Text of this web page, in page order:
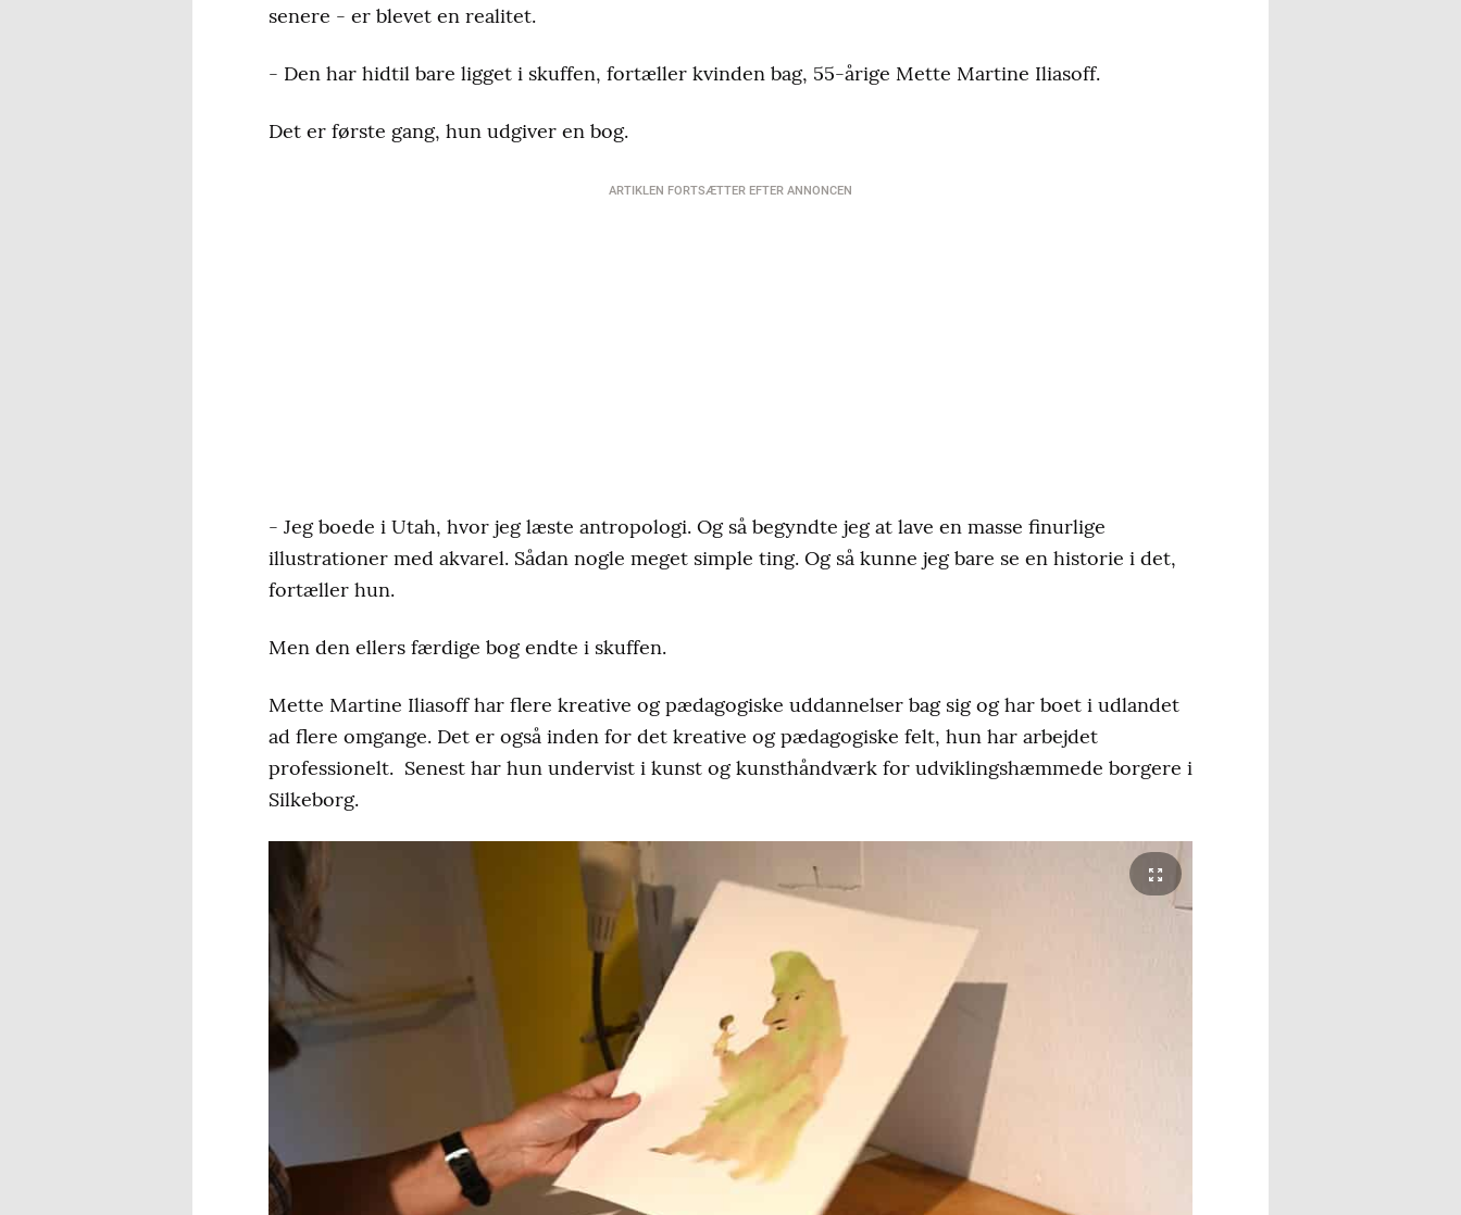
senere - er blevet en realitet.
- Den har hidtil bare ligget i skuffen, fortæller kvinden bag, 55-årige Mette Martine Iliasoff.
Det er første gang, hun udgiver en bog.
ARTIKLEN FORTSÆTTER EFTER ANNONCEN
- Jeg boede i Utah, hvor jeg læste antropologi. Og så begyndte jeg at lave en masse finurlige
illustrationer med akvarel. Sådan nogle meget simple ting. Og så kunne jeg bare se en historie i det,
fortæller hun.
Men den ellers færdige bog endte i skuffen.
Mette Martine Iliasoff har flere kreative og pædagogiske uddannelser bag sig og har boet i udlandet
ad flere omgange. Det er også inden for det kreative og pædagogiske felt, hun har arbejdet
professionelt. Senest har hun undervist i kunst og kunsthåndværk for udviklingshæmmede borgere i
Silkeborg.